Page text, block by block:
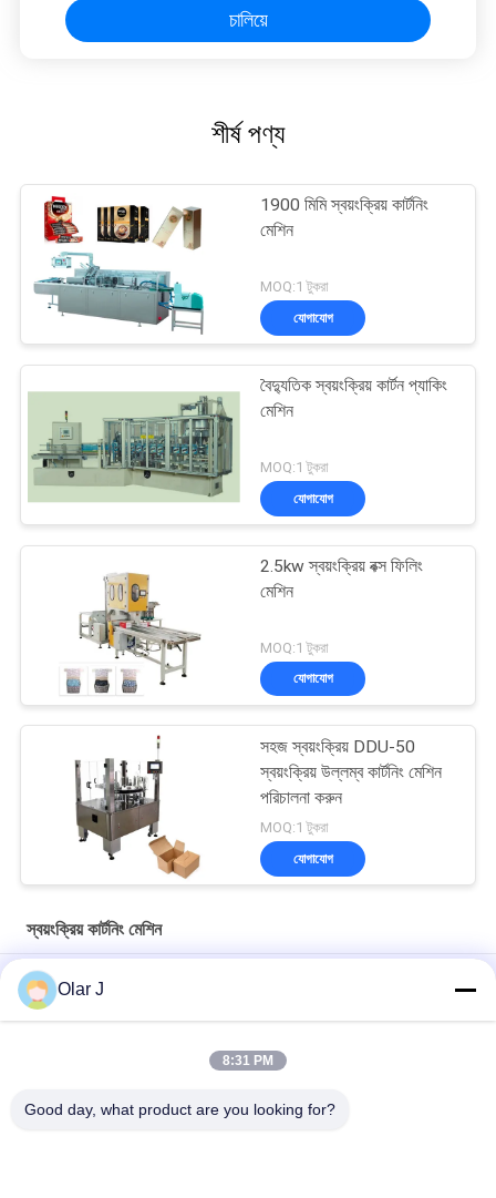
চালিয়ে
শীর্ষ পণ্য
1900 মিমি স্বয়ংক্রিয় কার্টনিং
মেশিন
MOQ:1 টুকরা
যোগাযোগ
বৈদ্যুতিক স্বয়ংক্রিয় কার্টন প্যাকিং
মেশিন
MOQ:1 টুকরা
যোগাযোগ
2.5kw স্বয়ংক্রিয় বক্স ফিলিং
মেশিন
MOQ:1 টুকরা
যোগাযোগ
সহজ স্বয়ংক্রিয় DDU-50
স্বয়ংক্রিয় উল্লম্ব কার্টনিং মেশিন
পরিচালনা করুন
MOQ:1 টুকরা
যোগাযোগ
স্বয়ংক্রিয় কার্টনিং মেশিন
কফি মেডিকেল গেইন ব্যাগ স্বয়ংক্রিয় কার্টনিং মেশিন বক্স টেপ জেডএইচ 100
পিএলসি মাইক্রো কম্পিউটার কম্পিউটার সম্পূর্ণ স্বয়ংক্রিয় বক্স প্যাকিং মেশিন কেএক্সজেড
Olar J
8:31 PM
Good day, what product are you looking for?